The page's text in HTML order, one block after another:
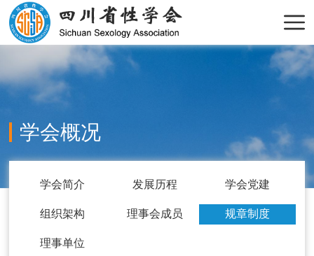
学会概况
学会简介 发展历程 学会党建
组织架构 理事会成员 规章制度
理事单位